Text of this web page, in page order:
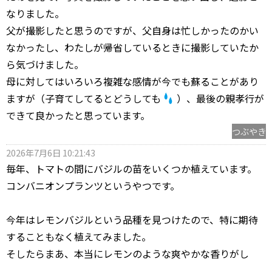
なりました。
父が撮影したと思うのですが、父自身は忙しかったのかい
なかったし、わたしが帰省しているときに撮影していたか
ら気づけました。
母に対してはいろいろ複雑な感情が今でも蘇ることがあり
ますが（子育てしてるとどうしても
）、最後の親孝行が
できて良かったと思っています。
つぶやき
2026年7月6日 10:21:43
毎年、トマトの間にバジルの苗をいくつか植えています。
コンバニオンプランツというやつです。
今年はレモンバジルという品種を見つけたので、特に期待
することもなく植えてみました。
そしたらまあ、本当にレモンのような爽やかな香りがし